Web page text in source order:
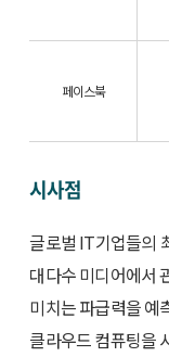
페이스북
시사점
글로벌 IT기업들의
대다수 미디어에서
미치는 파급력을 예
클라우드 컴퓨팅을